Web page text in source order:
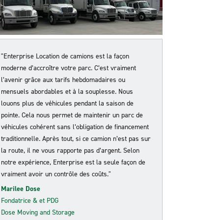
"Enterprise Location de camions est la façon
moderne d’accroître votre parc. C’est vraiment
l’avenir grâce aux tarifs hebdomadaires ou
mensuels abordables et à la souplesse. Nous
louons plus de véhicules pendant la saison de
pointe. Cela nous permet de maintenir un parc de
véhicules cohérent sans l’obligation de financement
traditionnelle. Après tout, si ce camion n’est pas sur
la route, il ne vous rapporte pas d’argent. Selon
notre expérience, Enterprise est la seule façon de
vraiment avoir un contrôle des coûts."
Marilee Dose
Fondatrice & et PDG
Dose Moving and Storage